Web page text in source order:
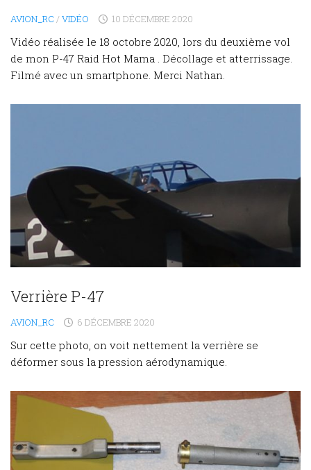
AVION_RC /VIDÉO 10 DÉCEMBRE 2020
Vidéo réalisée le 18 octobre 2020, lors du deuxième vol
de mon P-47 Raid Hot Mama . Décollage et atterrissage.
Filmé avec un smartphone. Merci Nathan.
Verrière P-47
AVION_RC 6 DÉCEMBRE 2020
Sur cette photo, on voit nettement la verrière se
déformer sous la pression aérodynamique.